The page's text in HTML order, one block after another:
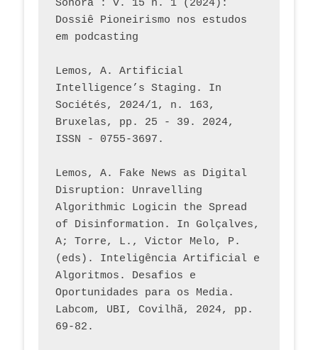
Sonora : v. 15 n. 1 (2024):
Dossiê Pioneirismo nos estudos
em podcasting
Lemos, A. Artificial
Intelligence’s Staging. In
Sociétés, 2024/1, n. 163,
Bruxelas, pp. 25 - 39. 2024,
ISSN - 0755-3697.
Lemos, A. Fake News as Digital
Disruption: Unravelling
Algorithmic Logicin the Spread
of Disinformation. In Golçalves,
A; Torre, L., Victor Melo, P.
(eds). Inteligência Artificial e
Algoritmos. Desafios e
Oportunidades para os Media.
Labcom, UBI, Covilhã, 2024, pp.
69-82.